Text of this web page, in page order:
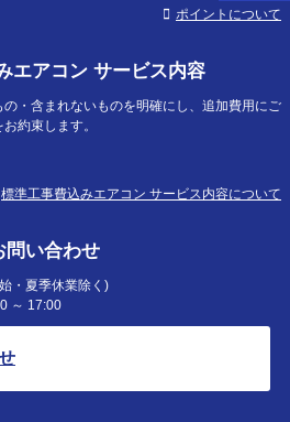
ポイントについて
エアコン サービス内容
・含まれないものを明確にし、追加費用にご
約束します。
標準工事費込みエアコン サービス内容について
問い合わせ
・夏季休業除く)
～ 17:00